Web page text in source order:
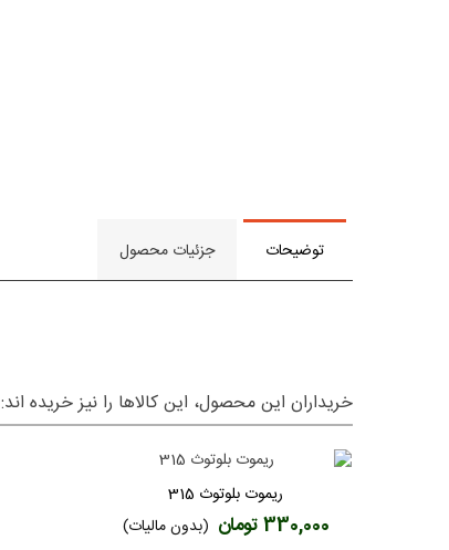
توضیحات جزئیات محصول
خریداران این محصول، این کالاها را نیز خریده اند:
دوست داشتن
ریموت بلوتوث 315
330,000 تومان (بدون مالیات)